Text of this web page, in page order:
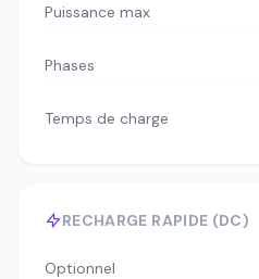
Puissance max
Phases
Temps de charge
RECHARGE RAPIDE (DC)
Optionnel